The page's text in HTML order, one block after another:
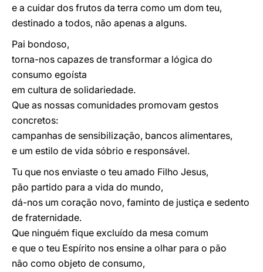
e a cuidar dos frutos da terra como um dom teu,
destinado a todos, não apenas a alguns.
Pai bondoso,
torna-nos capazes de transformar a lógica do
consumo egoísta
em cultura de solidariedade.
Que as nossas comunidades promovam gestos
concretos:
campanhas de sensibilização, bancos alimentares,
e um estilo de vida sóbrio e responsável.
Tu que nos enviaste o teu amado Filho Jesus,
pão partido para a vida do mundo,
dá-nos um coração novo, faminto de justiça e sedento
de fraternidade.
Que ninguém fique excluído da mesa comum
e que o teu Espírito nos ensine a olhar para o pão
não como objeto de consumo,